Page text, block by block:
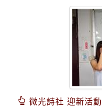
微光詩社 迎新活動